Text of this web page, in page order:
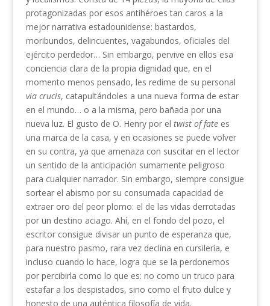
protagonizadas por esos antihéroes tan caros a la
mejor narrativa estadounidense: bastardos,
moribundos, delincuentes, vagabundos, oficiales del
ejército perdedor… Sin embargo, pervive en ellos esa
conciencia clara de la propia dignidad que, en el
momento menos pensado, les redime de su personal
via crucis, catapultándoles a una nueva forma de estar
en el mundo… o a la misma, pero bañada por una
nueva luz. El gusto de O. Henry por el twist of fatees
una marca de la casa, y en ocasiones se puede volver
en su contra, ya que amenaza con suscitar en el lector
un sentido de la anticipación sumamente peligroso
para cualquier narrador. Sin embargo, siempre consigue
sortear el abismo por su consumada capacidad de
extraer oro del peor plomo: el de las vidas derrotadas
por un destino aciago. Ahí, en el fondo del pozo, el
escritor consigue divisar un punto de esperanza que,
para nuestro pasmo, rara vez declina en cursilería, e
incluso cuando lo hace, logra que se la perdonemos
por percibirla como lo que es: no como un truco para
estafar a los despistados, sino como el fruto dulce y
honesto de una auténtica filosofía de vida.